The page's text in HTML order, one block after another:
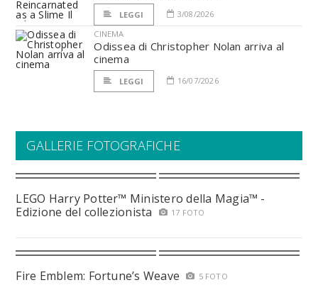
LEGGI
3/08/2026
CINEMA
Odissea di Christopher Nolan arriva al
cinema
LEGGI 16/07/2026
GALLERIE FOTOGRAFICHE
LEGO Harry Potter™ Ministero della Magia™ -
Edizione del collezionista
17 FOTO
Fire Emblem: Fortune’s Weave 5 FOTO